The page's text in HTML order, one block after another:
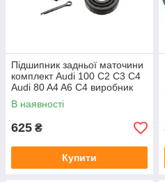
Підшипник задньої маточини
комплект Audi 100 C2 C3 C4
Audi 80 A4 A6 C4 виробник
FAG
В наявності
625 ₴
Купити